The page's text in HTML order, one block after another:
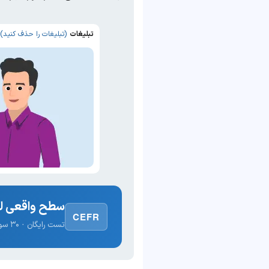
تبلیغات (تبلیغات را حذف کنید)
CEFR
سطح واقعی
تست رایگان · ۳۰ سوال · نتیجه فوری